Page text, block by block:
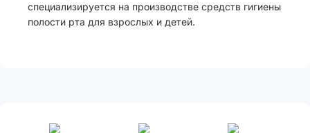
специализируется на производстве средств гигиены
полости рта для взрослых и детей.